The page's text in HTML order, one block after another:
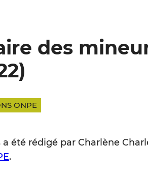
des
ONPE
a été rédigé par Charlène
.